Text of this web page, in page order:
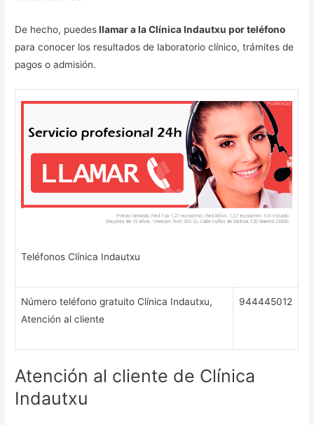
De hecho, puedesllamar a la Clínica Indautxu por teléfono
para conocer los resultados de laboratorio clínico, trámites de
pagos o admisión.
Teléfonos Clínica Indautxu
Número teléfono gratuito Clínica Indautxu,
Atención al cliente
944445012
Atención al cliente de Clínica
Indautxu